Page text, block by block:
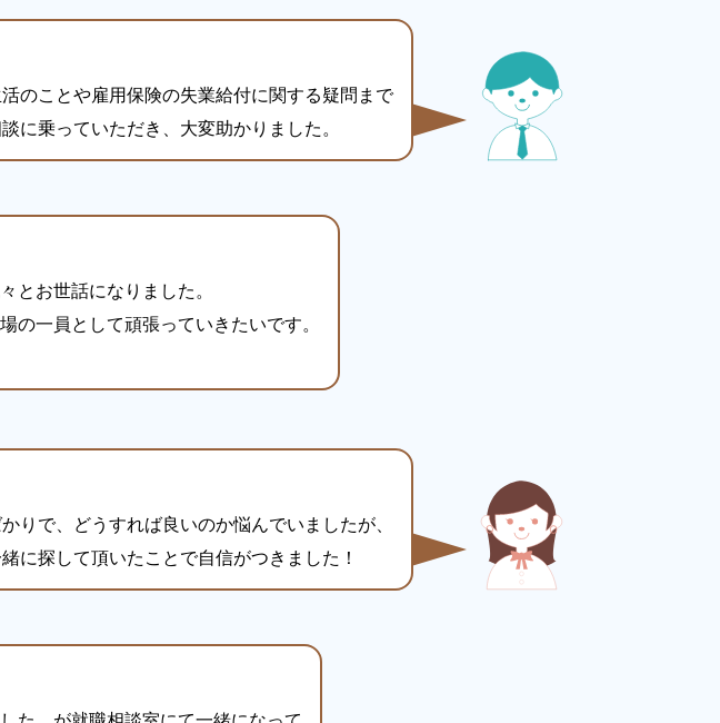
のことや雇用保険の失業給付に関する疑問まで
に乗っていただき、大変助かりました。
とお世話になりました。
の一員として頑張っていきたいです。
りで、どうすれば良いのか悩んでいましたが、
に探して頂いたことで自信がつきました！